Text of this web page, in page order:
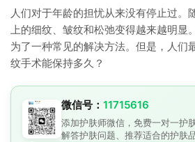
人们对于年龄的担忧从来没有停止过。
上的细纹、皱纹和松弛变得越来越明显
为了一种常见的解决方法。但是，人们
纹手术能保持多久？
微信号： 11715616
添加护肤师微信，免费一对一护
解答护肤问题、推荐适合的护肤